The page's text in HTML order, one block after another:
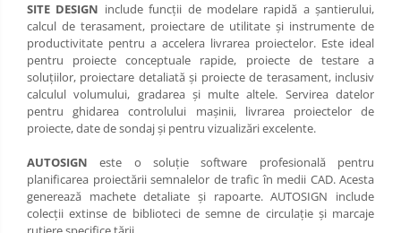
SITE DESIGN include funcții de modelare rapidă a șantierului,
calcul de terasament, proiectare de utilitate și instrumente de
productivitate pentru a accelera livrarea proiectelor. Este ideal
pentru proiecte conceptuale rapide, proiecte de testare a
soluțiilor, proiectare detaliată și proiecte de terasament, inclusiv
calculul volumului, gradarea și multe altele. Servirea datelor
pentru ghidarea controlului mașinii, livrarea proiectelor de
proiecte, date de sondaj și pentru vizualizări excelente.
AUTOSIGNeste o soluție software profesională pentru
planificarea proiectării semnalelor de trafic în medii CAD. Acesta
generează machete detaliate și rapoarte. AUTOSIGN include
colecții extinse de biblioteci de semne de circulație și marcaje